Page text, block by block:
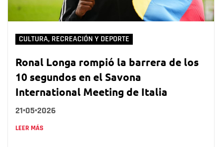
CULTURA, RECREACIÓN Y DEPORTE
Ronal Longa rompió la barrera de los
10 segundos en el Savona
International Meeting de Italia
21•05•2026
LEER MÁS